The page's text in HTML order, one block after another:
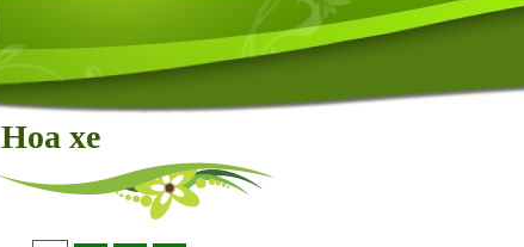
Hoa xe